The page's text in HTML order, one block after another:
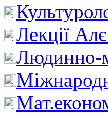
Лекції
Людинно-